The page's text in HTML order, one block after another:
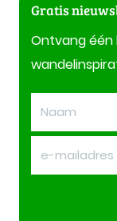
Gratis
Ontvang één